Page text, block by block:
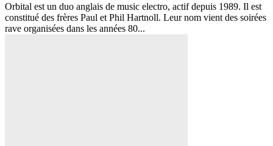
Orbital est un duo anglais de music electro, actif depuis 1989. Il est
constitué des frères Paul et Phil Hartnoll. Leur nom vient des soirées
rave organisées dans les années 80...